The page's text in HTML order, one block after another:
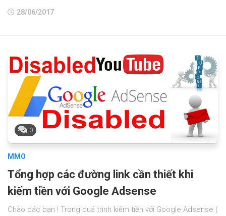
28/06/2017
0
MMO
Tổng hợp các đường link cần thiết khi
kiếm tiền với Google Adsense
Chào các bạn ! Trong quá trình kiếm tiền với Google Adsense (